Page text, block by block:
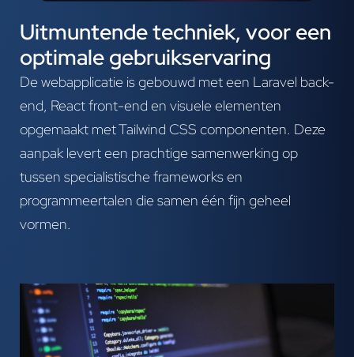
Uitmuntende techniek, voor een
optimale gebruikservaring
De webapplicatie is gebouwd met een Laravel back-
end, React front-end en visuele elementen
opgemaakt met Tailwind CSS componenten. Deze
aanpak levert een prachtige samenwerking op
tussen specialistische frameworks en
programmeertalen die samen één fijn geheel
vormen.